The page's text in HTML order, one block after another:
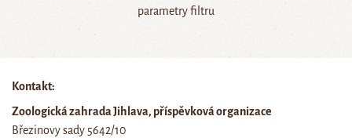
parametry filtru
Kontakt:
Zoologická zahrada Jihlava, příspěvková organizace
Březinovy sady 5642/10